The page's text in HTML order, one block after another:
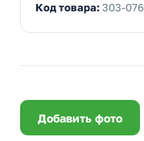
Код товара:303-076
Добавить фото